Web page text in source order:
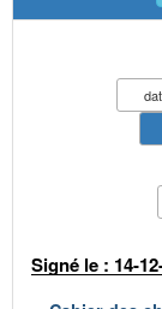
Signé le : 14-